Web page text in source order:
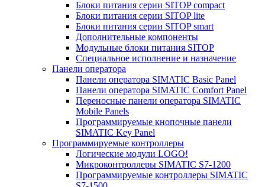
Блоки питания серии SITOP compact
Блоки питания серии SITOP lite
Блоки питания серии SITOP smart
Дополнительные компоненты
Модульные блоки питания SITOP
Специальное исполнение и назначение
Панели оператора
Панели оператора SIMATIC Basic Panel
Панели оператора SIMATIC Comfort Panel
Переносные панели оператора SIMATIC
Mobile Panels
Программируемые кнопочные панели
SIMATIC Key Panel
Программируемые контроллеры
Логические модули LOGO!
Микроконтроллеры SIMATIC S7-1200
Программируемые контроллеры SIMATIC